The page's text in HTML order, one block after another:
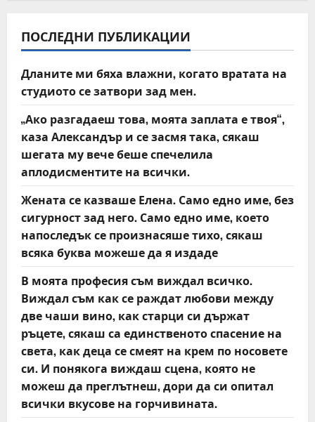
v
i
g
a
t
i
o
n
ПОСЛЕДНИ ПУБЛИКАЦИИ
Дланите ми бяха влажни, когато вратата на
студиото се затвори зад мен.
„Ако разгадаеш това, моята заплата е твоя“,
каза Александър и се засмя така, сякаш
шегата му вече беше спечелила
аплодисментите на всички.
Жената се казваше Елена. Само едно име, без
сигурност зад него. Само едно име, което
напоследък се произнасяше тихо, сякаш
всяка буква можеше да я издаде
В моята професия съм виждал всичко.
Виждал съм как се раждат любови между
две чаши вино, как старци си държат
ръцете, сякаш са единственото спасение на
света, как деца се смеят на крем по носовете
си. И понякога виждаш сцена, която не
можеш да преглътнеш, дори да си опитал
всички вкусове на горчивината.